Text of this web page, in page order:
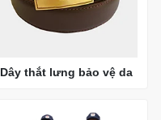
Dây thắt lưng bảo vệ da